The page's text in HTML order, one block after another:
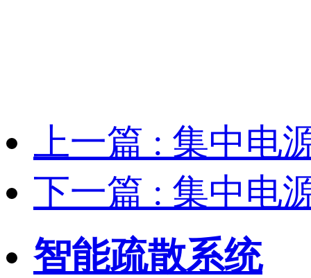
上一篇 : 集中电
下一篇 : 集中电
智能疏散系统